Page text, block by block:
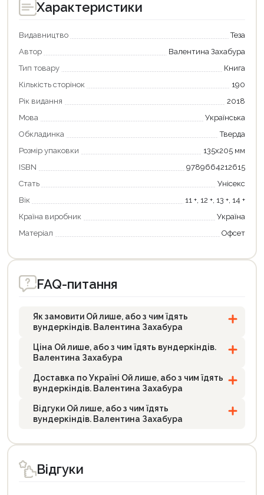
Характеристики
Видавництво
Теза
Автор
Валентина Захабура
Тип товару
Книга
Кількість сторінок
190
Рік видання
2018
Мова
Українська
Обкладинка
Тверда
Розмір упаковки
135х205 мм
ISBN
9789664212615
Стать
Унісекс
Вік
11 +, 12 +, 13 +, 14 +
Країна виробник
Україна
Матеріал
Офсет
FAQ-питання
Як замовити Ой лише, або з чим їдять
вундеркіндів. Валентина Захабура
Ціна Ой лише, або з чим їдять вундеркіндів.
Валентина Захабура
Доставка по Україні Ой лише, або з чим їдять
вундеркіндів. Валентина Захабура
Відгуки Ой лише, або з чим їдять
вундеркіндів. Валентина Захабура
Відгуки
Продовжити покупки